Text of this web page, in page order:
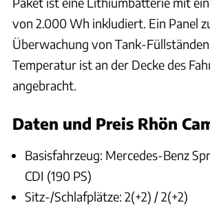
von 2.000 Wh inkludiert. Ein Panel
Überwachung von Tank-
Temperatur ist an der Decke des
angebracht.
Daten und Preis Rhön
Basisfahrzeug: Mercedes-Benz
CDI (190 PS)
Sitz-/Schlafplätze: 2(+2) / 2(+2)